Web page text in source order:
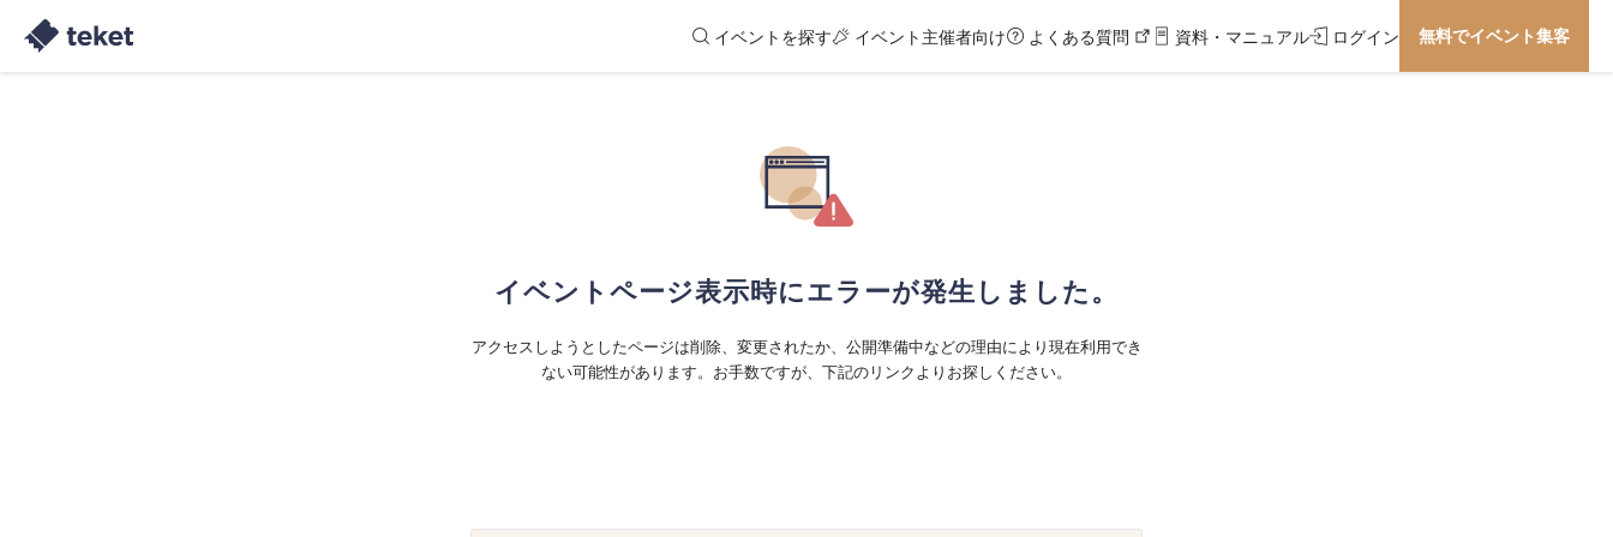
イベントを探す イベント主催者向け よくある質問 資料・マニュアル ログイン 無料でイベント集客
イベントページ表示時にエラーが発生しました。
アクセスしようとしたページは削除、変更されたか、公開準備中などの理由により現在利用でき
ない可能性があります。お手数ですが、下記のリンクよりお探しください。